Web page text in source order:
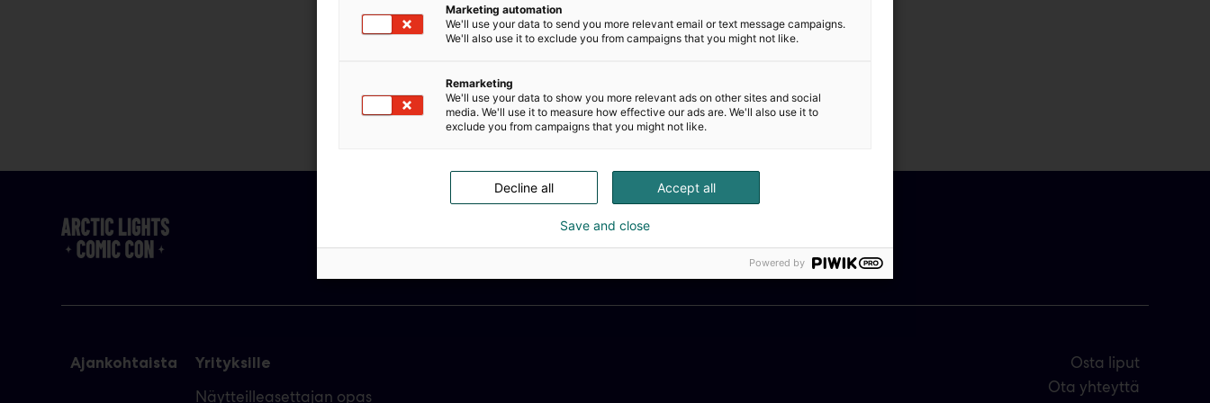
Ajankohtaista Yrityksille
Näytteilleasettajan opas
Osta liput
Ota yhteyttä
Marketing automation
We'll use your data to send you more relevant email or text message campaigns.
We'll also use it to exclude you from campaigns that you might not like.
Remarketing
We'll use your data to show you more relevant ads on other sites and social
media. We'll use it to measure how effective our ads are. We'll also use it to
exclude you from campaigns that you might not like.
Accept all
Decline all
Save and close
Powered by